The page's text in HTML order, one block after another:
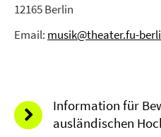
12165 Berlin
Email: musik@theater.fu-
Information für
ausländischen